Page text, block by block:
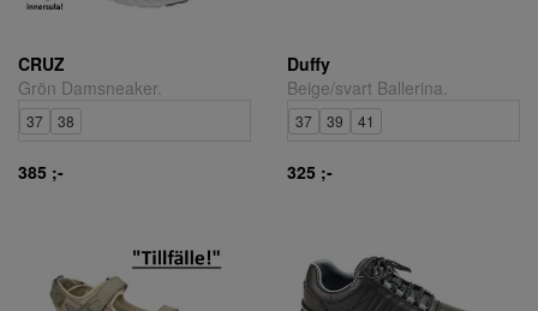
CRUZ
Grön Damsneaker.
37 38
385 ;-
Duffy
Beige/svart Ballerina.
37 39 41
325 ;-